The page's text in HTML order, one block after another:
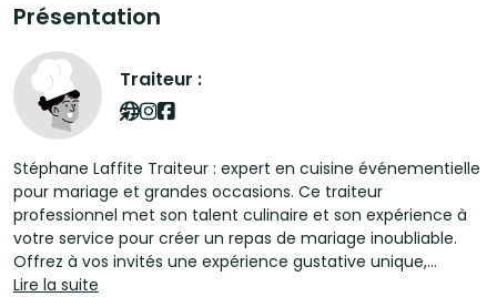
Présentation
Traiteur :
Stéphane Laffite Traiteur : expert en cuisine événementielle
pour mariage et grandes occasions. Ce traiteur
professionnel met son talent culinaire et son expérience à
votre service pour créer un repas de mariage inoubliable.
Offrez à vos invités une expérience gustative unique,
pensée pour le plus beau jour de votre vie.
Lire la suite